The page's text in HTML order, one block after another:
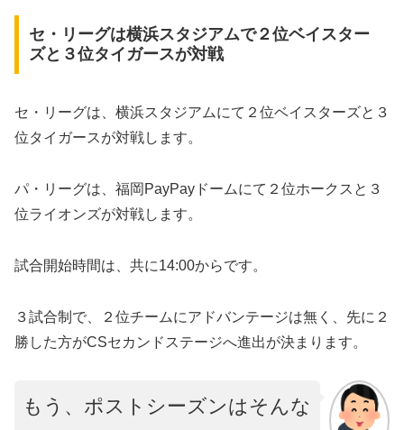
セ・リーグは横浜スタジアムで２位ベイスター
ズと３位タイガースが対戦
セ・リーグは、横浜スタジアムにて２位ベイスターズと３
位タイガースが対戦します。
パ・リーグは、福岡PayPayドームにて２位ホークスと３
位ライオンズが対戦します。
試合開始時間は、共に14:00からです。
３試合制で、２位チームにアドバンテージは無く、先に２
勝した方がCSセカンドステージへ進出が決まります。
もう、ポストシーズンはそんな